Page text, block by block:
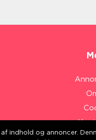
indhold og annoncer.